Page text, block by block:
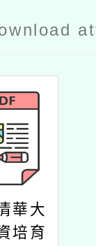
華大
培育